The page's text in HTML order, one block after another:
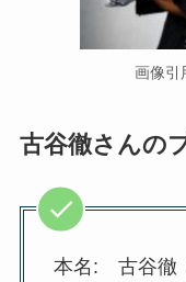
画像引
古谷徹さんの
本名: 古谷徹